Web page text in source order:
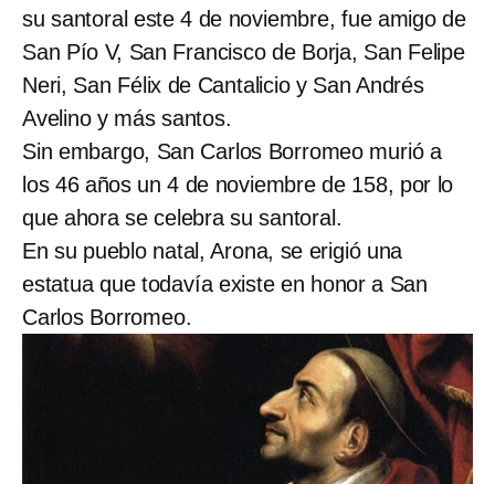
su santoral este 4 de noviembre, fue amigo de
San Pío V, San Francisco de Borja, San Felipe
Neri, San Félix de Cantalicio y San Andrés
Avelino y más santos.
Sin embargo, San Carlos Borromeo murió a
los 46 años un 4 de noviembre de 158, por lo
que ahora se celebra su santoral.
En su pueblo natal, Arona, se erigió una
estatua que todavía existe en honor a San
Carlos Borromeo.